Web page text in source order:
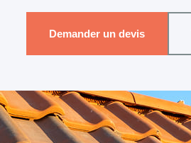
Demander un devis